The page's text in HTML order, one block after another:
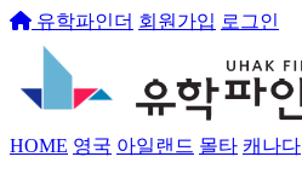
유학파인더 회원가입 로그인
HOME 영국 아일랜드 몰타 캐나다